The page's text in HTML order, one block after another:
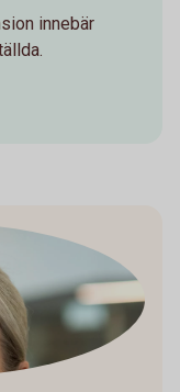
innebär